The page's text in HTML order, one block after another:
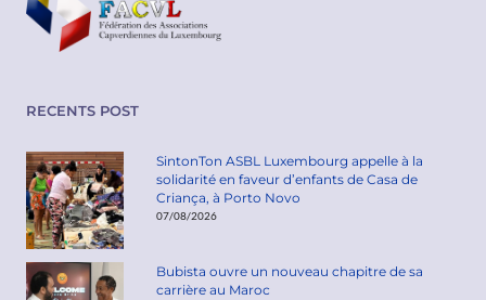
RECENTS POST
SintonTon ASBL Luxembourg appelle à la
solidarité en faveur d’enfants de Casa de
Criança, à Porto Novo
07/08/2026
Bubista ouvre un nouveau chapitre de sa
carrière au Maroc